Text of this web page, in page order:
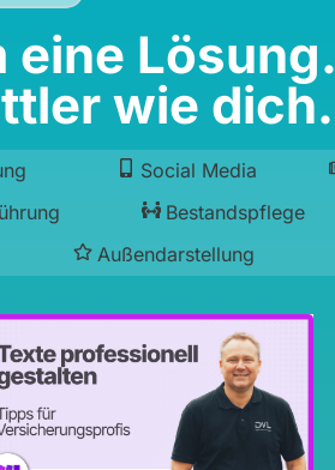
eine Lösung.
wie dich.
Social Media
Bestandspflege
Außendarstellung